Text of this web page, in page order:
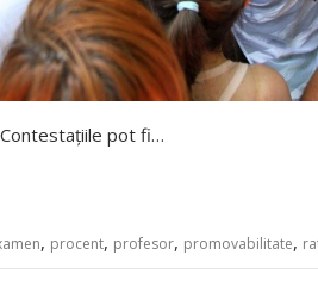
pot fi…
, procent, profesor, promovabilitate,